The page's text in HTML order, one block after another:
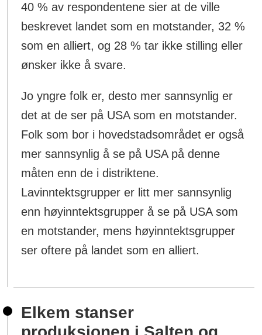
40 % av respondentene sier at de ville
beskrevet landet som en motstander, 32 %
som en alliert, og 28 % tar ikke stilling eller
ønsker ikke å svare.
Jo yngre folk er, desto mer sannsynlig er
det at de ser på USA som en motstander.
Folk som bor i hovedstadsområdet er også
mer sannsynlig å se på USA på denne
måten enn de i distriktene.
Lavinntektsgrupper er litt mer sannsynlig
enn høyinntektsgrupper å se på USA som
en motstander, mens høyinntektsgrupper
ser oftere på landet som en alliert.
Elkem stanser